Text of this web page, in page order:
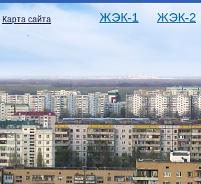
Карта сайта ЖЭК-1 ЖЭК-2